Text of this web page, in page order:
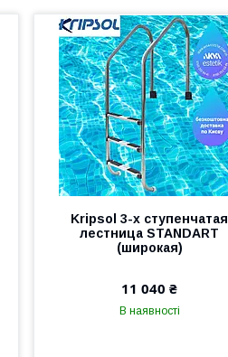
Kripsol 3-х ступенчатая
лестница STANDART
(широкая)
11 040 ₴
В наявності